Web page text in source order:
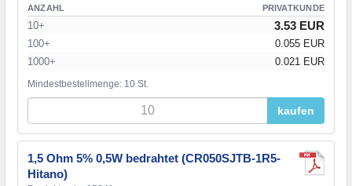
ANZAHL PRIVATKUNDE
10+ 3.53 EUR
100+
0.055 EUR
1000+
0.021 EUR
Mindestbestellmenge: 10 St.
kaufen
1,5 Ohm 5% 0,5W bedrahtet (CR050SJTB-1R5-
Hitano)